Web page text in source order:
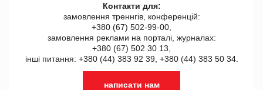
Контакти для:
замовлення треннгів, конференцій:
+380 (67) 502-99-00,
замовлення реклами на порталі, журналах:
+380 (67) 502 30 13,
інші питання: +380 (44) 383 92 39, +380 (44) 383 50 34.
написати нам